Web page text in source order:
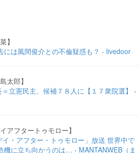
】
には風間俊介との不倫疑惑も？ - livedoor
太郎】
立憲民主、候補７８人に【１７衆院選】 -
アフタートゥモロー】
・アフター・トゥモロー」放送 世界中で
機に立ち向かうのは… - MANTANWEB（ま